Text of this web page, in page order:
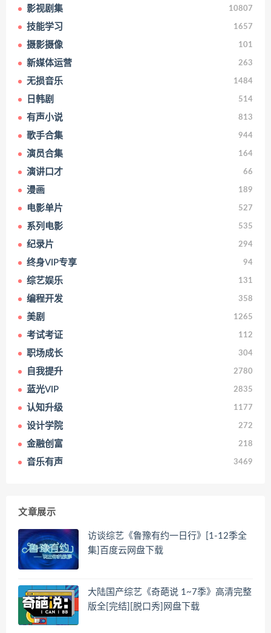
影视剧集 10807
技能学习 1657
摄影摄像 101
新媒体运营 263
无损音乐 1484
日韩剧 514
有声小说 813
歌手合集 944
演员合集 164
演讲口才 66
漫画 189
电影单片 527
系列电影 535
纪录片 294
终身VIP专享 94
综艺娱乐 131
编程开发 358
美剧 1265
考试考证 112
职场成长 304
自我提升 2780
蓝光VIP 2835
认知升级 1177
设计学院 272
金融创富 218
音乐有声 3469
文章展示
访谈综艺《鲁豫有约一日行》[1-12季全
集]百度云网盘下载
大陆国产综艺《奇葩说 1~7季》高清完整
版全[完结][脱口秀]网盘下载